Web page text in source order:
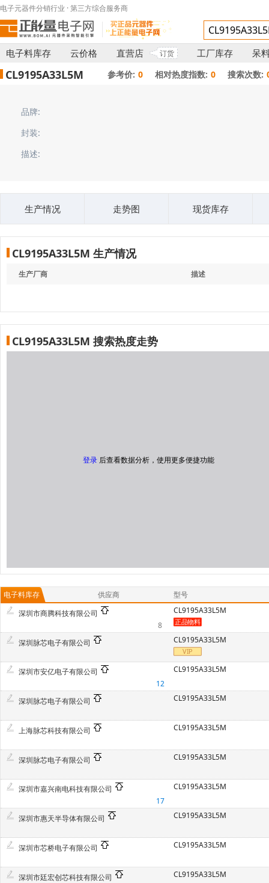
电子元器件分销行业 · 第三方综合服务商
电子料库存 云价格 直营店 订货 工厂库存 呆
CL9195A33L5M 参考价: 0 相对热度指数: 0 搜索次数:
品牌:
封装:
描述:
生产情况 走势图 现货库存
CL9195A33L5M 生产情况
生产厂商 描述
CL9195A33L5M 搜索热度走势
登录 后查看数据分析，使用更多便捷功能
电子料库存 供应商
型号
深圳市商腾科技有限公司
8
CL9195A33L5M
深圳脉芯电子有限公司 CL9195A33L5M
深圳市安亿电子有限公司
12
CL9195A33L5M
深圳脉芯电子有限公司 CL9195A33L5M
上海脉芯科技有限公司 CL9195A33L5M
深圳脉芯电子有限公司 CL9195A33L5M
深圳市嘉兴南电科技有限公司
17
CL9195A33L5M
深圳市惠天半导体有限公司 CL9195A33L5M
深圳市芯桥电子有限公司 CL9195A33L5M
深圳市廷宏创芯科技有限公司 CL9195A33L5M